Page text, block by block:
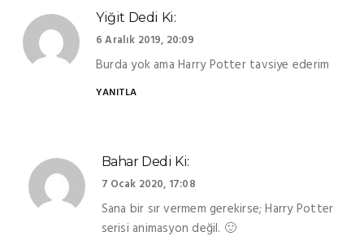
Yiğit Dedi Ki:
6 Aralık 2019, 20:09
Burda yok ama Harry Potter tavsiye ederim
YANITLA
Bahar Dedi Ki:
7 Ocak 2020, 17:08
Sana bir sır vermem gerekirse; Harry Potter
serisi animasyon değil. 🙂